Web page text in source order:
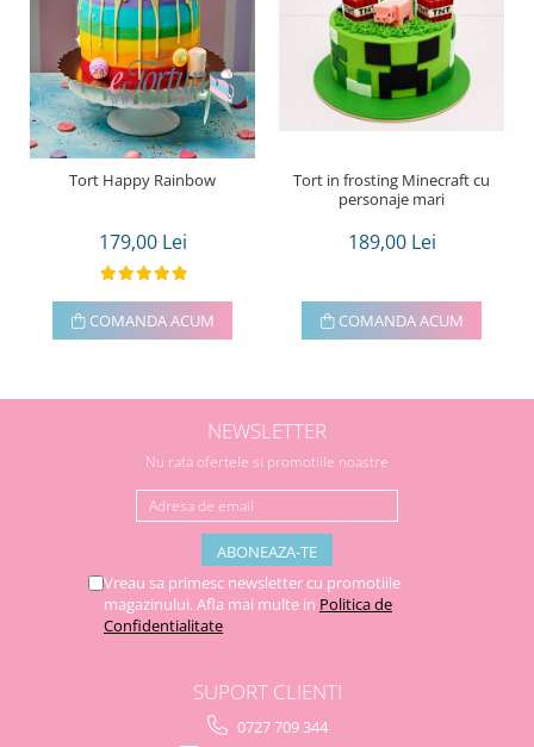
Tort Happy Rainbow
179,00 Lei
COMANDA ACUM
Tort in frosting Minecraft cu
personaje mari
189,00 Lei
COMANDA ACUM
NEWSLETTER
Nu rata ofertele si promotiile noastre
Vreau sa primesc newsletter cu promotiile
magazinului. Afla mai multe in Politica de
Confidentialitate
SUPORT CLIENTI
0727 709 344